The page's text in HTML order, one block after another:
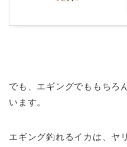
でも、エギングでももちろ
います。
エギング釣れるイカは、ヤ